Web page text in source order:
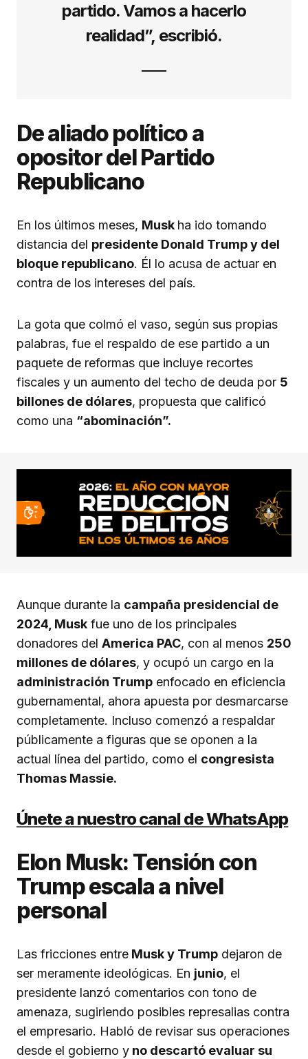
partido. Vamos a hacerlo
realidad”, escribió.
De aliado político a
opositor del Partido
Republicano
En los últimos meses, Musk ha ido tomando
distancia del presidente Donald Trump y del
bloque republicano. Él lo acusa de actuar en
contra de los intereses del país.
La gota que colmó el vaso, según sus propias
palabras, fue el respaldo de ese partido a un
paquete de reformas que incluye recortes
fiscales y un aumento del techo de deuda por 5
billones de dólares, propuesta que calificó
como una “abominación”.
Aunque durante la campaña presidencial de
2024, Musk fue uno de los principales
donadores del America PAC, con al menos 250
millones de dólares, y ocupó un cargo en la
administración Trump enfocado en eficiencia
gubernamental, ahora apuesta por desmarcarse
completamente. Incluso comenzó a respaldar
públicamente a figuras que se oponen a la
actual línea del partido, como el congresista
Thomas Massie.
Únete a nuestro canal de WhatsApp
Elon Musk: Tensión con
Trump escala a nivel
personal
Las fricciones entre Musk y Trump dejaron de
ser meramente ideológicas. En junio, el
presidente lanzó comentarios con tono de
amenaza, sugiriendo posibles represalias contra
el empresario. Habló de revisar sus operaciones
desde el gobierno y no descartó evaluar su